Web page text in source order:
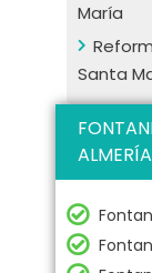
María
Santa
ALMERÍA